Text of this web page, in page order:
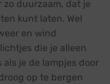
zo duurzaam, dat je
kunt laten. Wel
en wind
die je alleen
je de lampjes door
op te bergen